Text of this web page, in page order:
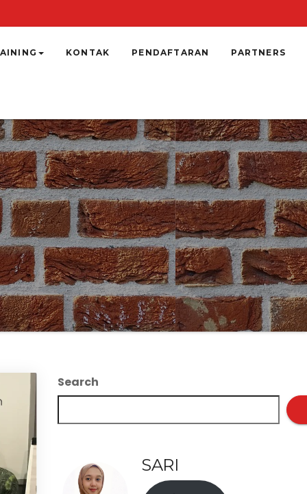
KONTAK PENDAFTARAN PARTNERS
Search
SARI